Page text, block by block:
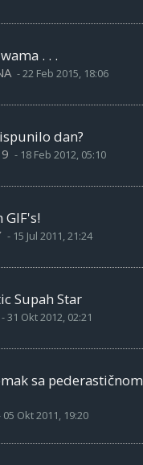
. . .
-22 Feb 2015, 18:06
dan?
- 18 Feb 2012, 05:10
GIF's!
- 15 Jul 2011, 21:24
Supah Star
-31 Okt 2012, 02:21
sa pederastičnom
05 Okt 2011, 19:20